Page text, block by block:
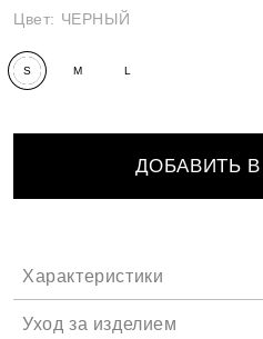
Цвет: ЧЕРНЫЙ
S M L
ДОБАВИТЬ